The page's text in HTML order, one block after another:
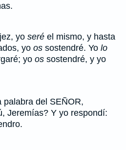
yo seré el mismo, y hasta
yo os sostendré. Yo lo
yo os sostendré, y yo
del SEÑOR,
Jeremías? Y yo respondí: